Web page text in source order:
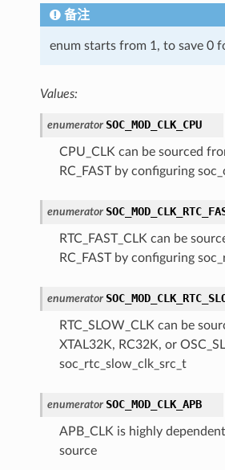
备注
enum starts from 1, to save 0
Values:
enumerator SOC_MOD_CLK_CPU
CPU_CLK can be sourced
RC_FAST by configuring
enumerator
RTC_FAST_CLK can be
RC_FAST by configuring
enumerator
RTC_SLOW_CLK can be
XTAL32K, RC32K, or
soc_rtc_slow_clk_src_t
enumerator SOC_MOD_CLK_APB
APB_CLK is highly
source